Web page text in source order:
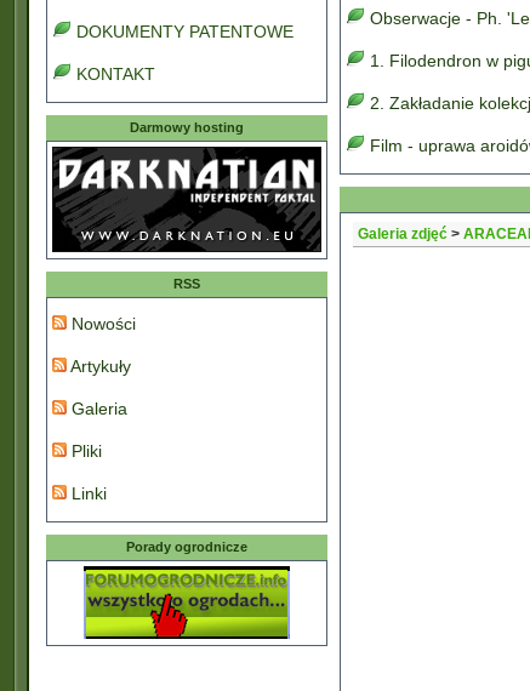
DOKUMENTY PATENTOWE
KONTAKT
Darmowy hosting
RSS
Nowości
Artykuły
Galeria
Pliki
Linki
Porady ogrodnicze
Obserwacje - Ph.
1. Filodendron w
2. Zakładanie
Film - uprawa
Galeria zdjęć >